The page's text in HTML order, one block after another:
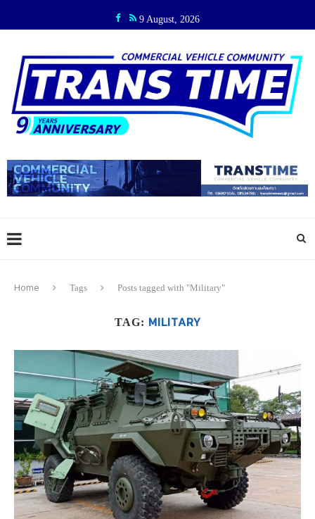
9 August, 2026
Home Tags Posts tagged with "Military"
TAG: MILITARY